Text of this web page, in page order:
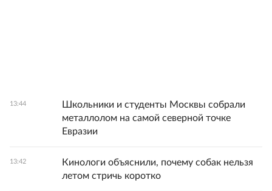
13:44
Школьники и студенты Москвы собрали
металлолом на самой северной точке
Евразии
13:42
Кинологи объяснили, почему собак нельзя
летом стричь коротко